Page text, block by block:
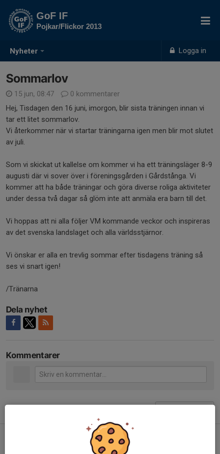
Nyheter Logga in
GoF IF
Pojkar/Flickor 2013
Sommarlov
15 jun, 08:47
0 kommentarer
Hej, Tisdagen den 16 juni, imorgon, blir sista träningen innan vi
tar ett litet sommarlov.
Vi återkommer när vi startar träningarna igen men blir mot slutet
av juli.
Som vi skickat ut kallelse om kommer vi ha ett träningsläger 8-9
augusti där vi sover över i föreningsgården i Gårdstånga. Vi
kommer att ha både träningar och göra diverse roliga aktiviteter
under dessa två dagar så glöm inte att anmäla era barn till det.
Vi hoppas att ni alla följer VM kommande veckor och inspireras
av det svenska landslaget och alla världsstjärnor.
Vi önskar er alla en trevlig sommar efter tisdagens träning så
ses vi snart igen!
/Tränarna
Dela nyhet
Kommentarer
Höstsäsongen drar igång!
2